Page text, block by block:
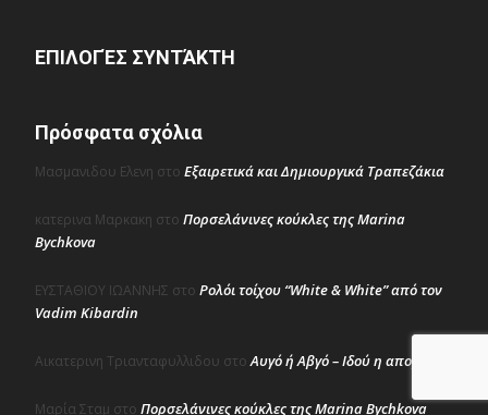
ΕΠΙΛΟΓΈΣ ΣΥΝΤΆΚΤΗ
Πρόσφατα σχόλια
Μασμανιδου Ελενη στο Εξαιρετικά και Δημιουργικά Τραπεζάκια
κατερινα Μαρκακη στο Πορσελάνινες κούκλες της Marina
Bychkova
ΕΥΣΤΑΘΙΟΥ ΙΩΑΝΝΗΣ στο Ρολόι τοίχου “White & White” από τον
Vadim Kibardin
Αικατερινη Τριανταφυλλιδου στοΑυγό ή Αβγό – Ιδού η απορία
Μαρία Σταμ στο Πορσελάνινες κούκλες της Marina Bychkova